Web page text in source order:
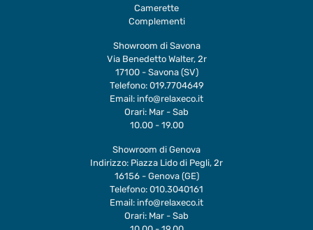
Camerette
Complementi
Showroom di Savona
Via Benedetto Walter, 2r
17100 - Savona (SV)
Telefono: 019.7704649
Email: info@relaxeco.it
Orari: Mar - Sab
10.00 - 19.00
Showroom di Genova
Indirizzo: Piazza Lido di Pegli, 2r
16156 - Genova (GE)
Telefono: 010.3040161
Email: info@relaxeco.it
Orari: Mar - Sab